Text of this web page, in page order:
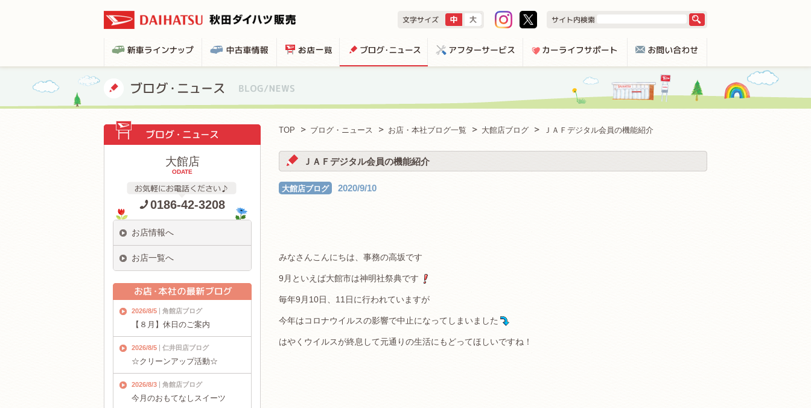
TOP ブログ・ニュース お店・本社ブログ一覧 大館店ブログ ＪＡＦデジタル会員の機能紹介
ＪＡＦデジタル会員の機能紹介
大館店ブログ 2020/9/10
みなさんこんにちは、事務の高坂です
9月といえば大館市は神明社祭典です
毎年9月10日、11日に行われていますが
今年はコロナウイルスの影響で中止になってしまいました
はやくウイルスが終息して元通りの生活にもどってほしいですね！
大館店
ODATE
0186-42-3208
お店情報へ
お店一覧へ
2026/8/5 角館店ブログ
【８月】休日のご案内
2026/8/5 仁井田店ブログ
☆クリーンアップ活動☆
2026/8/3 角館店ブログ
今月のおもてなしスイーツ